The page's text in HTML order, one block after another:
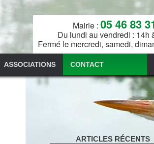
Mairie : 05 46 83
Du lundi au vendredi : 14h
Fermé le mercredi, samedi,
ASSOCIATIONS CONTACT
ARTICLES RÉCENTS